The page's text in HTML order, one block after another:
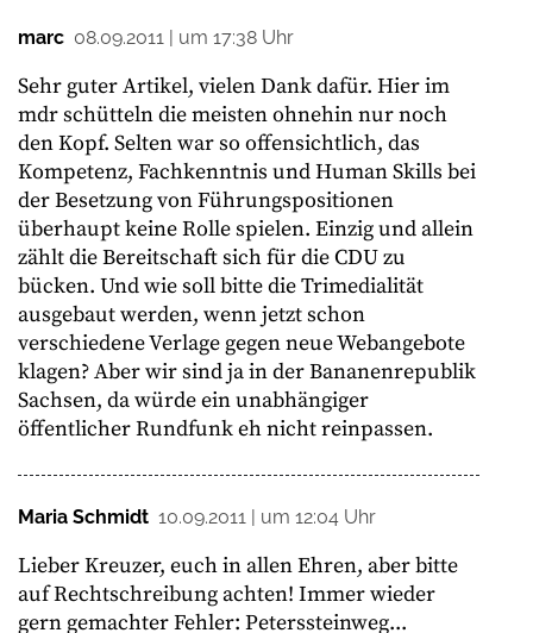
marc 08.09.2011 | um 17:38 Uhr
Sehr guter Artikel, vielen Dank dafür. Hier im
mdr schütteln die meisten ohnehin nur noch
den Kopf. Selten war so offensichtlich, das
Kompetenz, Fachkenntnis und Human Skills bei
der Besetzung von Führungspositionen
überhaupt keine Rolle spielen. Einzig und allein
zählt die Bereitschaft sich für die CDU zu
bücken. Und wie soll bitte die Trimedialität
ausgebaut werden, wenn jetzt schon
verschiedene Verlage gegen neue Webangebote
klagen? Aber wir sind ja in der Bananenrepublik
Sachsen, da würde ein unabhängiger
öffentlicher Rundfunk eh nicht reinpassen.
Maria Schmidt 10.09.2011 | um 12:04 Uhr
Lieber Kreuzer, euch in allen Ehren, aber bitte
auf Rechtschreibung achten! Immer wieder
gern gemachter Fehler: Peterssteinweg...